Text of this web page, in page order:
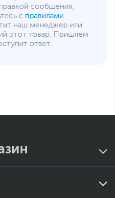
12
ru.thermaltake.com
в описании товара,
и нажмите Ctrl+Enter.
сообщения,
с правилами
наш менеджер или
этот товар. Пришлем
ответ.